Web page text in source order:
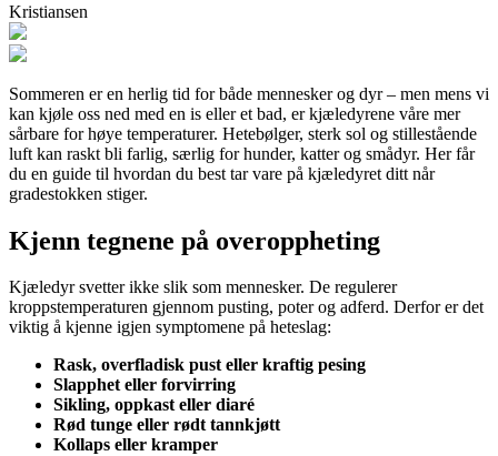
Kristiansen
Sommeren er en herlig tid for både mennesker og dyr – men mens vi
kan kjøle oss ned med en is eller et bad, er kjæledyrene våre mer
sårbare for høye temperaturer. Hetebølger, sterk sol og stillestående
luft kan raskt bli farlig, særlig for hunder, katter og smådyr. Her får
du en guide til hvordan du best tar vare på kjæledyret ditt når
gradestokken stiger.
Kjenn tegnene på overoppheting
Kjæledyr svetter ikke slik som mennesker. De regulerer
kroppstemperaturen gjennom pusting, poter og adferd. Derfor er det
viktig å kjenne igjen symptomene på heteslag:
Rask, overfladisk pust eller kraftig pesing
Slapphet eller forvirring
Sikling, oppkast eller diaré
Rød tunge eller rødt tannkjøtt
Kollaps eller kramper